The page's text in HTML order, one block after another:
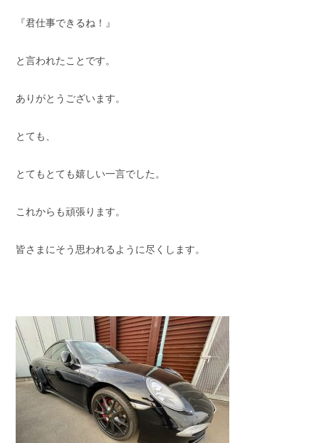
『君仕事できるね！』
と言われたことです。
ありがとうございます。
とても、
とてもとても嬉しい一言でした。
これからも頑張ります。
皆さまにそう思われるように尽くします。